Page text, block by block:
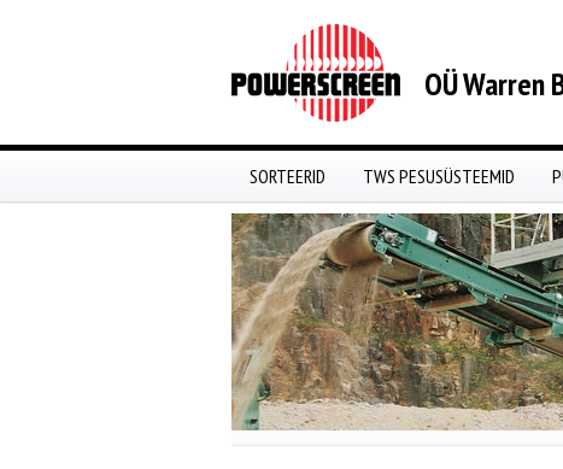
OÜ Warren
SORTEERID TWS PESUSÜSTEEMID